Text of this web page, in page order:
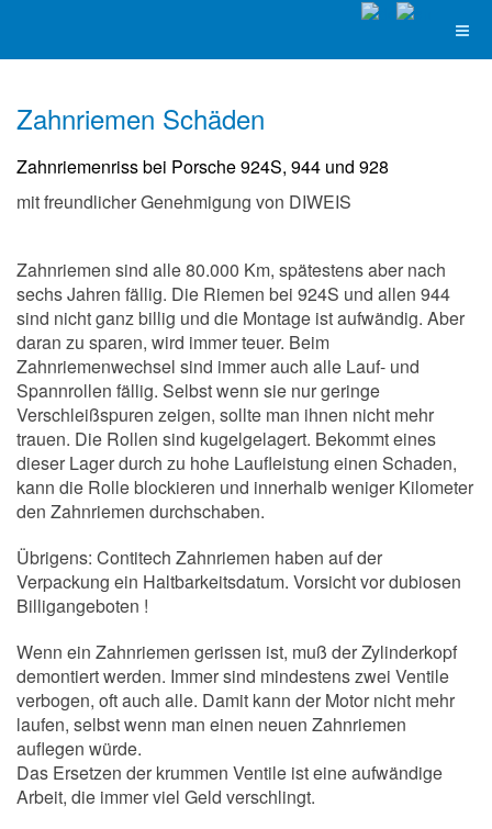
Zahnriemen Schäden
Zahnriemenriss bei Porsche 924S, 944 und 928
mit freundlicher Genehmigung von DIWEIS
Zahnriemen sind alle 80.000 Km, spätestens aber nach
sechs Jahren fällig. Die Riemen bei 924S und allen 944
sind nicht ganz billig und die Montage ist aufwändig. Aber
daran zu sparen, wird immer teuer. Beim
Zahnriemenwechsel sind immer auch alle Lauf- und
Spannrollen fällig. Selbst wenn sie nur geringe
Verschleißspuren zeigen, sollte man ihnen nicht mehr
trauen. Die Rollen sind kugelgelagert. Bekommt eines
dieser Lager durch zu hohe Laufleistung einen Schaden,
kann die Rolle blockieren und innerhalb weniger Kilometer
den Zahnriemen durchschaben.
Übrigens: Contitech Zahnriemen haben auf der
Verpackung ein Haltbarkeitsdatum. Vorsicht vor dubiosen
Billigangeboten !
Wenn ein Zahnriemen gerissen ist, muß der Zylinderkopf
demontiert werden. Immer sind mindestens zwei Ventile
verbogen, oft auch alle. Damit kann der Motor nicht mehr
laufen, selbst wenn man einen neuen Zahnriemen
auflegen würde.
Das Ersetzen der krummen Ventile ist eine aufwändige
Arbeit, die immer viel Geld verschlingt.